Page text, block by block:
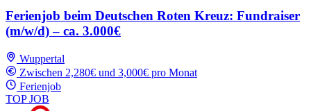
Ferienjob beim Deutschen Roten Kreuz: Fundraiser
(m/w/d) – ca. 3.000€
Wuppertal
Zwischen 2,280€ und 3,000€ pro Monat
Ferienjob
TOP JOB